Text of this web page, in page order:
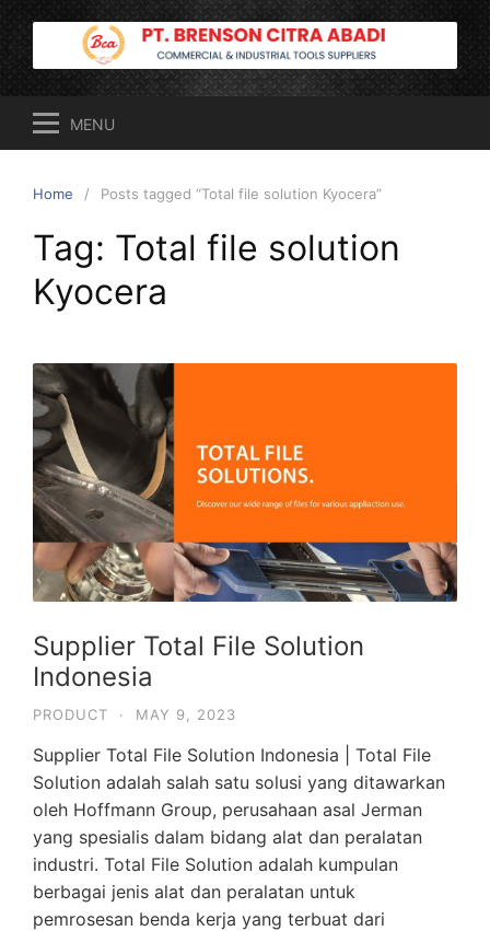
content
MENU
Home Posts tagged “Total file solution Kyocera”
Tag: Total file solution
Kyocera
Supplier Total File Solution
Indonesia
PRODUCT · MAY 9, 2023
Supplier Total File Solution Indonesia | Total File
Solution adalah salah satu solusi yang ditawarkan
oleh Hoffmann Group, perusahaan asal Jerman
yang spesialis dalam bidang alat dan peralatan
industri. Total File Solution adalah kumpulan
berbagai jenis alat dan peralatan untuk
pemrosesan benda kerja yang terbuat dari